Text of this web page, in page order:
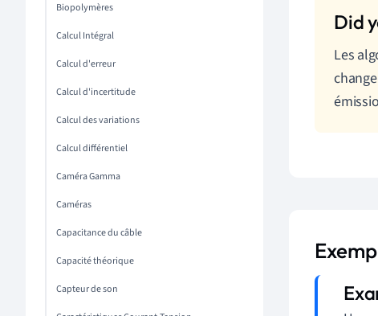
Biopolymères
Calcul Intégral
Calcul d'erreur
Calcul d'incertitude
Calcul des variations
Calcul différentiel
Caméra Gamma
Caméras
Capacitance du câble
Capacité théorique
Capteur de son
Les